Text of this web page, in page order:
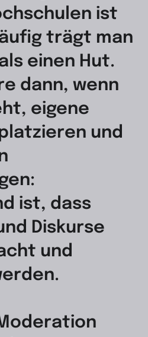
ist
trägt man
einen Hut.
dann, wenn
eigene
und
ist, dass
Diskurse
und